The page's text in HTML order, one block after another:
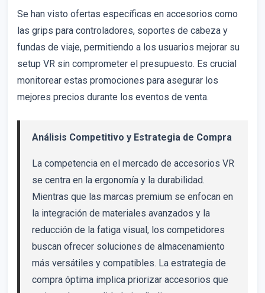
Se han visto ofertas específicas en accesorios como
las grips para controladores, soportes de cabeza y
fundas de viaje, permitiendo a los usuarios mejorar su
setup VR sin comprometer el presupuesto. Es crucial
monitorear estas promociones para asegurar los
mejores precios durante los eventos de venta.
Análisis Competitivo y Estrategia de Compra
La competencia en el mercado de accesorios VR
se centra en la ergonomía y la durabilidad.
Mientras que las marcas premium se enfocan en
la integración de materiales avanzados y la
reducción de la fatiga visual, los competidores
buscan ofrecer soluciones de almacenamiento
más versátiles y compatibles. La estrategia de
compra óptima implica priorizar accesorios que